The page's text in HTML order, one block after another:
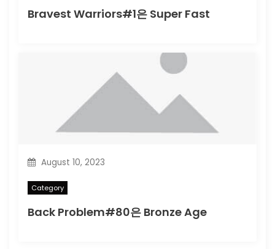
Bravest Warriors#1은 Super Fast
August 10, 2023
Category
Back Problem#80은 Bronze Age